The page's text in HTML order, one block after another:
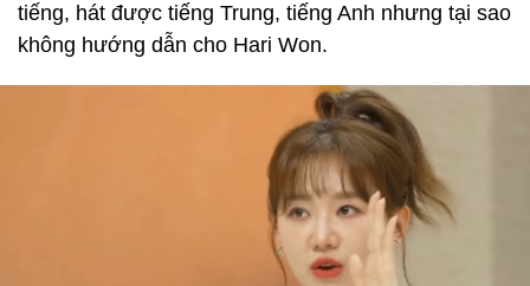
tiếng, hát được tiếng Trung, tiếng Anh nhưng tại sao
không hướng dẫn cho Hari Won.